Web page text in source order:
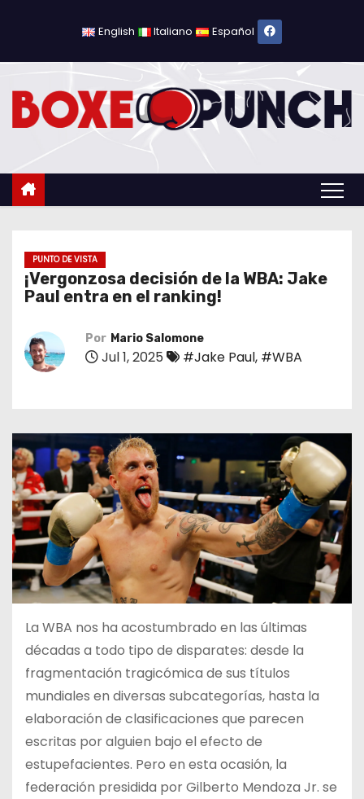
l
English Italiano Español
PUNTO DE VISTA
¡Vergonzosa decisión de la WBA: Jake
Paul entra en el ranking!
Por Mario Salomone
Jul 1, 2025 #Jake Paul, #WBA
La WBA nos ha acostumbrado en las últimas
décadas a todo tipo de disparates: desde la
fragmentación tragicómica de sus títulos
mundiales en diversas subcategorías, hasta la
elaboración de clasificaciones que parecen
escritas por alguien bajo el efecto de
estupefacientes. Pero en esta ocasión, la
federación presidida por Gilberto Mendoza Jr. se